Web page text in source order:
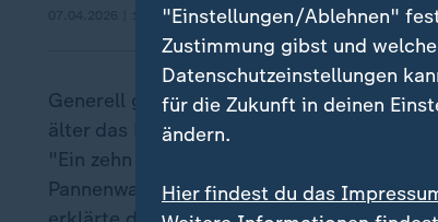
07.04.2026 | 1:35 min
Generell gilt den Angaben nach, dass die
älter das Fahrzeug ist. Allerdings werden
"Ein zehn Jahre altes Fahrzeug hatte im
Pannenwahrscheinlichkeit von 6,5
"Einstellungen/Ablehnen"
Zustimmung gibst und
Datenschutzeinstellungen
für die Zukunft in deinen
ändern.
Hier findest du das